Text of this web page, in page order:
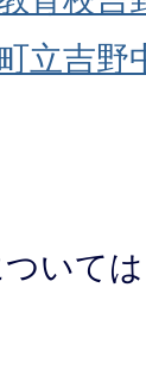
立吉野
いて